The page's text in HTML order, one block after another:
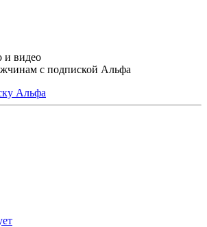
и видео
с подпиской Альфа
Альфа